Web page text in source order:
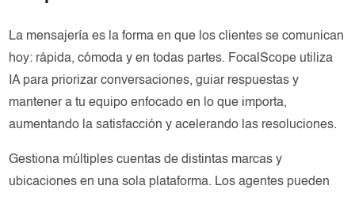
La mensajería es la forma en que los clientes se comunican
hoy: rápida, cómoda y en todas partes. FocalScope utiliza
IA para priorizar conversaciones, guiar respuestas y
mantener a tu equipo enfocado en lo que importa,
aumentando la satisfacción y acelerando las resoluciones.
Gestiona múltiples cuentas de distintas marcas y
ubicaciones en una sola plataforma. Los agentes pueden